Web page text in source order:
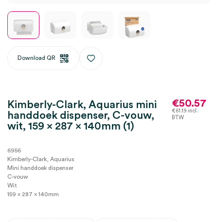
Download QR
Kimberly-Clark, Aquarius mini
handdoek dispenser, C-vouw,
wit, 159 x 287 x 140mm (1)
€50.57
€61.19incl.
BTW
6956
Kimberly-Clark, Aquarius
Mini handdoek dispenser
C-vouw
Wit
159 x 287 x 140mm